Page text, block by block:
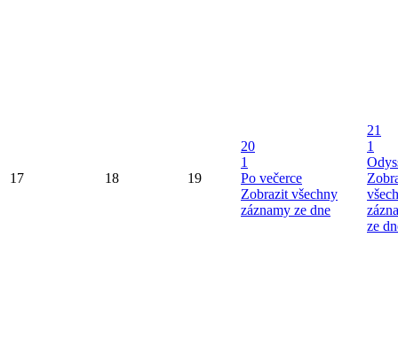
17 18 19
20
1
Po večerce
Zobrazit všechny
záznamy ze dne
21
1
ze